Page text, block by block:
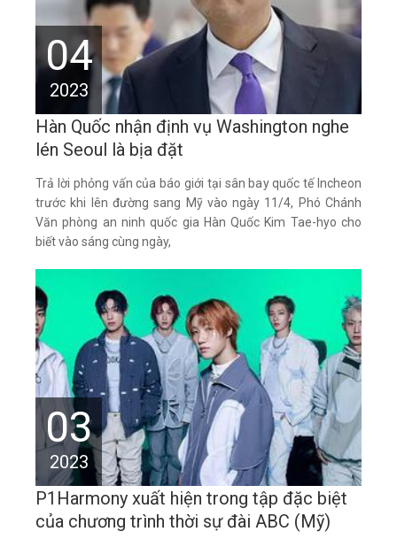
04
2023
Hàn Quốc nhận định vụ Washington nghe
lén Seoul là bịa đặt
Trả lời phỏng vấn của báo giới tại sân bay quốc tế Incheon
trước khi lên đường sang Mỹ vào ngày 11/4, Phó Chánh
Văn phòng an ninh quốc gia Hàn Quốc Kim Tae-hyo cho
biết vào sáng cùng ngày,
03
2023
P1Harmony xuất hiện trong tập đặc biệt
của chương trình thời sự đài ABC (Mỹ)